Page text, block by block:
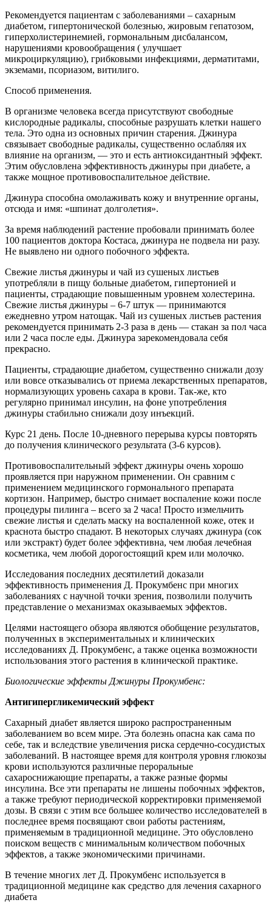
Рекомендуется пациентам с заболеваниями – сахарным
диабетом, гипертонической болезнью, жировым гепатозом,
гиперхолистеринемией, гормональным дисбалансом,
нарушениями кровообращения ( улучшает
микроциркуляцию), грибковыми инфекциями, дерматитами,
экземами, псориазом, витилиго.
Способ применения.
В организме человека всегда присутствуют свободные
кислородные радикалы, способные разрушать клетки нашего
тела. Это одна из основных причин старения. Джинура
связывает свободные радикалы, существенно ослабляя их
влияние на организм, — это и есть антиоксидантный эффект.
Этим обусловлена эффективность джинуры при диабете, а
также мощное противовоспалительное действие.
Джинура способна омолаживать кожу и внутренние органы,
отсюда и имя: «шпинат долголетия».
За время наблюдений растение пробовали принимать более
100 пациентов доктора Костаса, джинура не подвела ни разу.
Не выявлено ни одного побочного эффекта.
Свежие листья джинуры и чай из сушеных листьев
употребляли в пищу больные диабетом, гипертонией и
пациенты, страдающие повышенным уровнем холестерина.
Свежие листья джинуры – 6-7 штук — принимаются
ежедневно утром натощак. Чай из сушеных листьев растения
рекомендуется принимать 2-3 раза в день — стакан за пол часа
или 2 часа после еды. Джинура зарекомендовала себя
прекрасно.
Пациенты, страдающие диабетом, существенно снижали дозу
или вовсе отказывались от приема лекарственных препаратов,
нормализующих уровень сахара в крови. Так-же, кто
регулярно принимал инсулин, на фоне употребления
джинуры стабильно снижали дозу инъекций.
Курс 21 день. После 10-дневного перерыва курсы повторять
до получения клинического результата (3-6 курсов).
Противовоспалительный эффект джинуры очень хорошо
проявляется при наружном применении. Он сравним с
применением медицинского гормонального препарата
кортизон. Например, быстро снимает воспаление кожи после
процедуры пилинга – всего за 2 часа! Просто измельчить
свежие листья и сделать маску на воспаленной коже, отек и
краснота быстро спадают. В некоторых случаях джинура (сок
или экстракт) будет более эффективна, чем любая лечебная
косметика, чем любой дорогостоящий крем или молочко.
Исследования последних десятилетий доказали
эффективность применения Д. Прокумбенс при многих
заболеваниях с научной точки зрения, позволили получить
представление о механизмах оказываемых эффектов.
Целями настоящего обзора являются обобщение результатов,
полученных в экспериментальных и клинических
исследованиях Д. Прокумбенс, а также оценка возможности
использования этого растения в клинической практике.
Биологические эффекты Джинуры Прокумбенс:
Антигипергликемический эффект
Сахарный диабет является широко распространенным
заболеванием во всем мире. Эта болезнь опасна как сама по
себе, так и вследствие увеличения риска сердечно-сосудистых
заболеваний. В настоящее время для контроля уровня глюкозы
крови используются различные пероральные
сахароснижающие препараты, а также разные формы
инсулина. Все эти препараты не лишены побочных эффектов,
а также требуют периодической корректировки применяемой
дозы. В связи с этим все большее количество исследователей в
последнее время посвящают свои работы растениям,
применяемым в традиционной медицине. Это обусловлено
поиском веществ с минимальным количеством побочных
эффектов, а также экономическими причинами.
В течение многих лет Д. Прокумбенс используется в
традиционной медицине как средство для лечения сахарного
диабета